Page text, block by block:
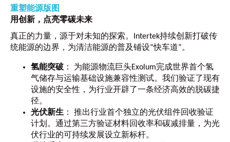
重塑能源版图
用创新，点亮零碳未来
真正的力量，源于对未知的探索。Intertek持续创新打破传
统能源的边界，为清洁能源的普及铺设“快车道”。
氢能突破： 为能源物流巨头Exolum完成世界首个氢
气储存与运输基础设施兼容性测试。我们验证了现有
设施的安全性，为行业开辟了一条经济高效的脱碳捷
径。
光伏新生 ： 推出行业首个独立的光伏组件回收验证
计划。通过第三方验证材料回收率和碳减排量，为光
伏行业的可持续发展设立新标杆。